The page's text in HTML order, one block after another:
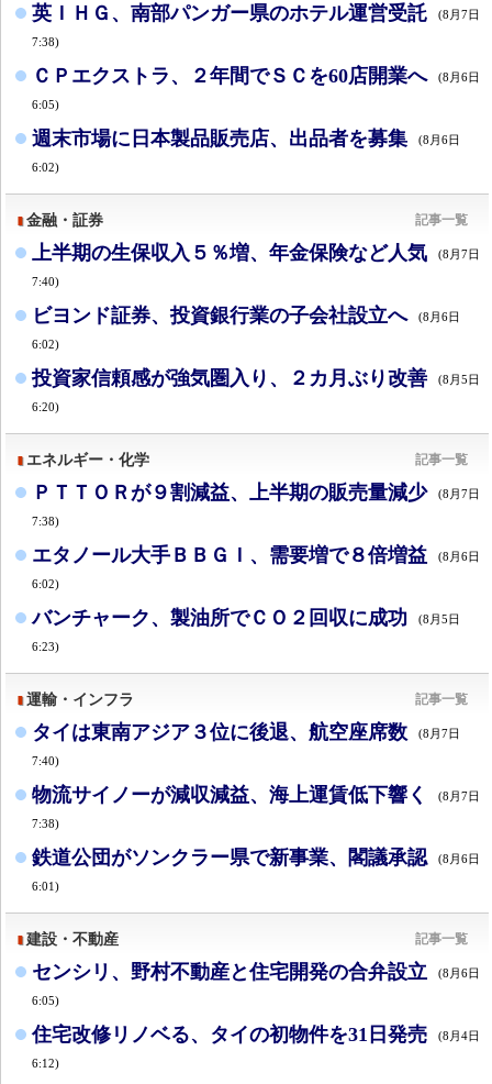
英ＩＨＧ、南部パンガー県のホテル運営受託 (8月7日
7:38)
ＣＰエクストラ、２年間でＳＣを60店開業へ (8月6日
6:05)
週末市場に日本製品販売店、出品者を募集 (8月6日
6:02)
金融・証券 記事一覧
上半期の生保収入５％増、年金保険など人気 (8月7日
7:40)
ビヨンド証券、投資銀行業の子会社設立へ (8月6日
6:02)
投資家信頼感が強気圏入り、２カ月ぶり改善 (8月5日
6:20)
エネルギー・化学 記事一覧
ＰＴＴＯＲが９割減益、上半期の販売量減少 (8月7日
7:38)
エタノール大手ＢＢＧＩ、需要増で８倍増益 (8月6日
6:02)
バンチャーク、製油所でＣＯ２回収に成功 (8月5日
6:23)
運輸・インフラ 記事一覧
タイは東南アジア３位に後退、航空座席数 (8月7日
7:40)
物流サイノーが減収減益、海上運賃低下響く (8月7日
7:38)
鉄道公団がソンクラー県で新事業、閣議承認 (8月6日
6:01)
建設・不動産 記事一覧
センシリ、野村不動産と住宅開発の合弁設立 (8月6日
6:05)
住宅改修リノベる、タイの初物件を31日発売 (8月4日
6:12)